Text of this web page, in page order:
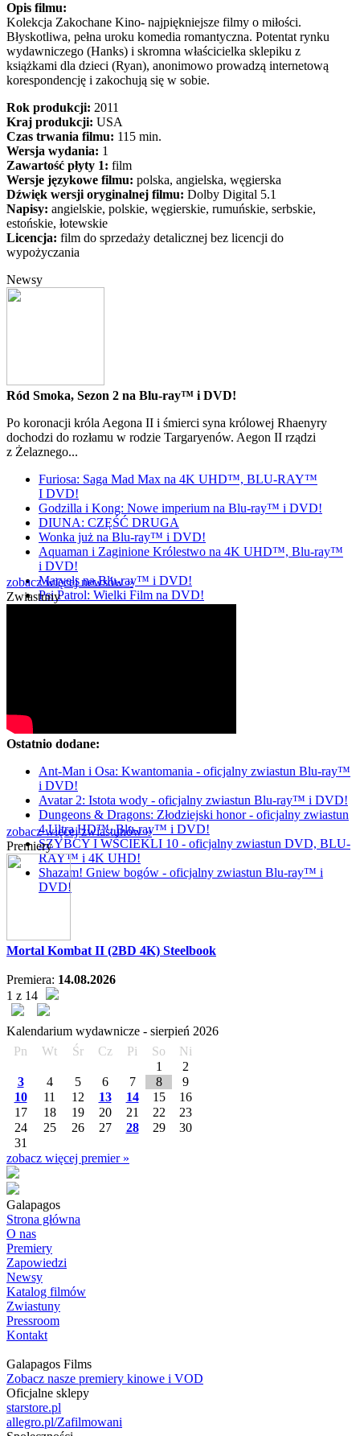
Opis filmu:
Kolekcja Zakochane Kino- najpiękniejsze filmy o miłości.
Błyskotliwa, pełna uroku komedia romantyczna. Potentat rynku
wydawniczego (Hanks) i skromna właścicielka sklepiku z
książkami dla dzieci (Ryan), anonimowo prowadzą internetową
korespondencję i zakochują się w sobie.
Rok produkcji: 2011
Kraj produkcji: USA
Czas trwania filmu: 115 min.
Wersja wydania: 1
Zawartość płyty 1: film
Wersje językowe filmu: polska, angielska, węgierska
Dźwięk wersji oryginalnej filmu: Dolby Digital 5.1
Napisy: angielskie, polskie, węgierskie, rumuńskie, serbskie,
estońskie, łotewskie
Licencja: film do sprzedaży detalicznej bez licencji do
wypożyczania
Newsy
Ród Smoka, Sezon 2 na Blu-ray™ i DVD!
Po koronacji króla Aegona II i śmierci syna królowej Rhaenyry
dochodzi do rozłamu w rodzie Targaryenów. Aegon II rządzi
z Żelaznego...
Furiosa: Saga Mad Max na 4K UHD™, BLU-RAY™
I DVD!
Godzilla i Kong: Nowe imperium na Blu-ray™ i DVD!
DIUNA: CZĘŚĆ DRUGA
Wonka już na Blu-ray™ i DVD!
Aquaman i Zaginione Królestwo na 4K UHD™, Blu-ray™
i DVD!
Marvels na Blu-ray™ i DVD!
Psi Patrol: Wielki Film na DVD!
zobacz więcej newsów »
Zwiastuny
Ostatnio dodane:
Ant-Man i Osa: Kwantomania - oficjalny zwiastun Blu-ray™
i DVD!
Avatar 2: Istota wody - oficjalny zwiastun Blu-ray™ i DVD!
Dungeons & Dragons: Złodziejski honor - oficjalny zwiastun
4 Ultra HD™, Blu-ray™ i DVD!
SZYBCY I WŚCIEKLI 10 - oficjalny zwiastun DVD, BLU-
RAY™ i 4K UHD!
Shazam! Gniew bogów - oficjalny zwiastun Blu-ray™ i
DVD!
zobacz więcej zwiastunów »
Premiery
Mortal Kombat II (2BD 4K) Steelbook
Premiera: 14.08.2026
1 z 14
Kalendarium wydawnicze - sierpień 2026
Pn
Wt Śr Cz Pi So
Ni
1
2
3
4 5 6 7 8
9
10
11 12 13 14 15
16
17
18 19 20 21 22
23
24
25 26 27 28 29
30
31
zobacz więcej premier »
Galapagos
Strona główna
O nas
Premiery
Zapowiedzi
Newsy
Katalog filmów
Zwiastuny
Pressroom
Kontakt
Galapagos Films
Zobacz nasze premiery kinowe i VOD
Oficjalne sklepy
starstore.pl
allegro.pl/Zafilmowani